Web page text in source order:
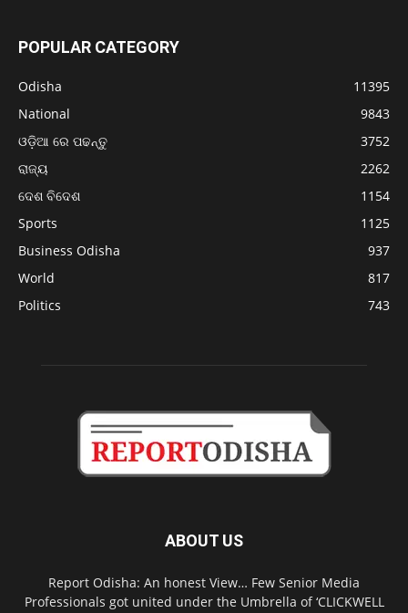
POPULAR CATEGORY
Odisha
11395
National
9843
ଓଡ଼ିଆ ରେ ପଢନ୍ତୁ
3752
ରାଜ୍ୟ
2262
ଦେଶ ବିଦେଶ
1154
Sports
1125
Business Odisha
937
World
817
Politics
743
ABOUT US
Report Odisha: An honest View… Few Senior Media
Professionals got united under the Umbrella of ‘CLICKWELL